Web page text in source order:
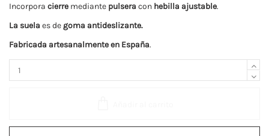
Incorpora cierre mediante pulsera con hebilla ajustable.
La suela es de goma antideslizante.
Fabricada artesanalmente en España.